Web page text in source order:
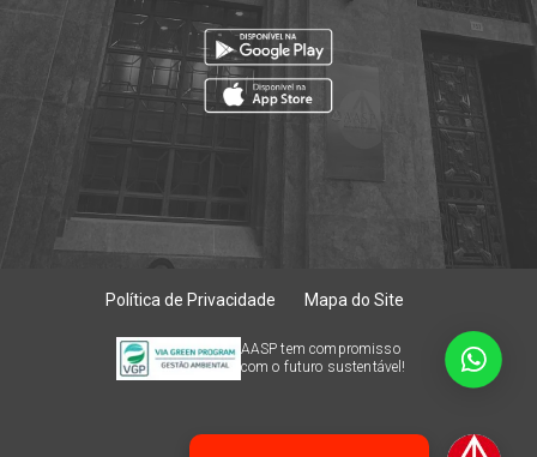
Política de Privacidade Mapa do Site
AASP tem compromisso
com o futuro sustentável!